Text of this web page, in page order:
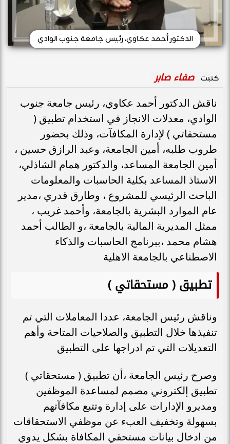
الدكتور أحمد عكاوي، رئيس جامعة جنوب الوادي
كتبت صفاء صابر
ناقش الدكتور أحمد عكاوي، رئيس جامعة جنوب
الوادي، معدلات الانجاز في استخدام تطبيق (
مستحقاتي ) لإدارة المكافآت، وذلك بحضور
طروب طلبه، أمين الجامعة، وعبد الرازق حسين ،
أمين الجامعة المساعد، والدكتور همام الشاذلي،
الاستاذ المساعد بكلية الحاسبات والمعلومات
الباحث الرئيسي للمشروع ، وطارق قدري ،مدير
عام الموارد البشرية بالجامعة، وأحمد غريب ،
ممثل المديرية المالية بالجامعة ،و الطالب أحمد
هشام محمد ،ببرنامج الحاسبات والذكاء
الاصطناعي بالجامعة الاهلية
تطبيق ( مستحقاتي )
وناقش رئيس الجامعة، عددا المعاملات التي تم
تنفيذها خلال التطبيق والصلاحيات المتاحة وأهم
التعديلات التي تم ادراجها على التطبيق
وصرح رئيس الجامعة ،أن تطبيق ( مستحقاتي )
تطبيق إلكتروني مصمم لمساعدة الموظفين
ومديرو الإدارات على إدارة وتتبع مكافآتهم
بسهولة وتخفيف العبء عن موظفي الاستحقاقات
من ادخال بيانات مستحقي المكافاة بشكل يدوي